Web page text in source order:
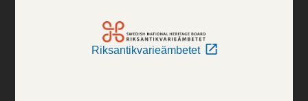
Riksantikvarieämbetet